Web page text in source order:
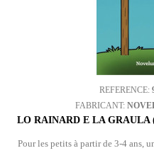
REFERENCE:
FABRICANT:
LO RAINARD E LA GRAULA
Pour les petits à partir de 3-4 ans,